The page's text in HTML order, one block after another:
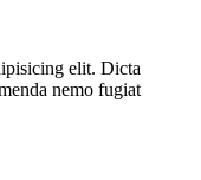
elit. Dicta
nemo fugiat